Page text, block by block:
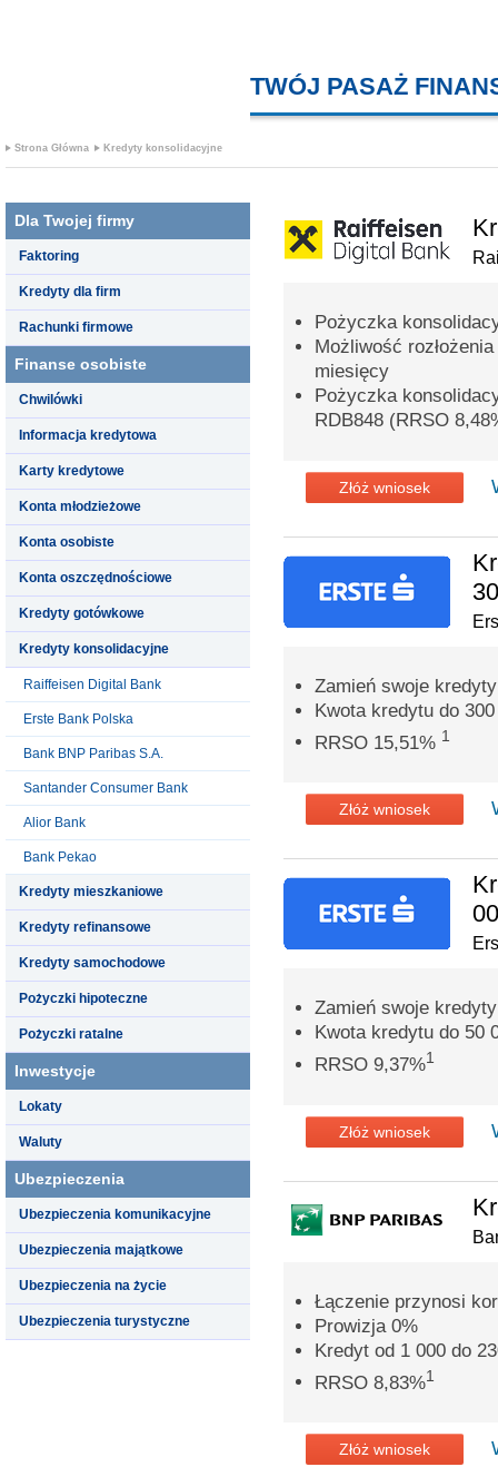
TWÓJ PASAŻ
Strona Główna Kredyty konsolidacyjne
Dla Twojej firmy
Faktoring
Kredyty dla firm
Rachunki firmowe
Finanse osobiste
Chwilówki
Informacja kredytowa
Karty kredytowe
Konta młodzieżowe
Konta osobiste
Konta oszczędnościowe
Kredyty gotówkowe
Kredyty konsolidacyjne
Raiffeisen Digital Bank
Erste Bank Polska
Bank BNP Paribas S.A.
Santander Consumer Bank
Alior Bank
Bank Pekao
Kredyty mieszkaniowe
Kredyty refinansowe
Kredyty samochodowe
Pożyczki hipoteczne
Pożyczki ratalne
Inwestycje
Lokaty
Waluty
Ubezpieczenia
Ubezpieczenia komunikacyjne
Ubezpieczenia majątkowe
Ubezpieczenia na życie
Ubezpieczenia turystyczne
Pożyczka
Możliwość
miesięcy
Pożyczka
RDB848 (RRSO
Złóż wniosek
Zamień swoje
Kwota kredytu do 300
RRSO 15,51% 1
Złóż wniosek
Zamień swoje
Kwota kredytu do 50
RRSO 9,37%1
Złóż wniosek
Łączenie przynosi
Prowizja 0%
Kredyt od 1 000 do
RRSO 8,83%1
Złóż wniosek